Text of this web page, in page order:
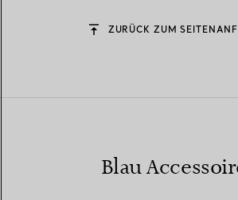
ZURÜCK ZUM
Blau